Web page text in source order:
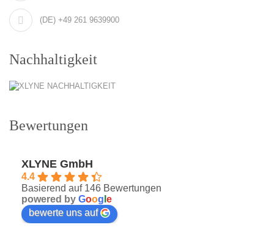
(DE) +49 261 9639900
Nachhaltigkeit
Bewertungen
XLYNE GmbH
4.4
Basierend auf 146 Bewertungen
powered by Goog e
bewerte uns auf